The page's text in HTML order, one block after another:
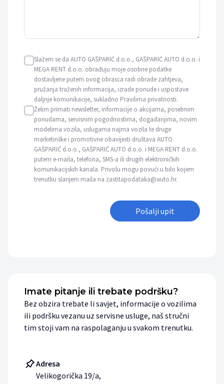
Slažem se da AUTO GAŠPARIĆ d.o.o., GAŠPARIĆ AUTO d.o.o. i
MEGA RENT d.o.o. obrađuju moje osobne podatke
dostavljene putem ovog obrasca radi obrade zahtjeva,
pružanja traženih informacija, izrade ponude i uspostave
daljnje komunikacije, sukladno Pravilima privatnosti.
Želim primati newsletter, informacije o akcijama, posebnim
ponudama, servisnim pogodnostima, događanjima, novim
modelima vozila, uslugama najma vozila te druge
marketinške i promotivne obavijesti društava AUTO
GAŠPARIĆ d.o.o., GAŠPARIĆ AUTO d.o.o. i MEGA RENT d.o.o.
putem e-maila, telefona, SMS-a ili drugih elektroničkih
komunikacijskih kanala. Privolu mogu povući u bilo kojem
trenutku slanjem maila na zastitapodataka@auto.hr.
Pošalji upit
Imate pitanje ili trebate podršku?
Bez obzira trebate li savjet, informacije o vozilima
ili podršku vezanu uz servisne usluge, naš stručni
tim stoji vam na raspolaganju u svakom trenutku.
Adresa
Velikogorička 19/a,